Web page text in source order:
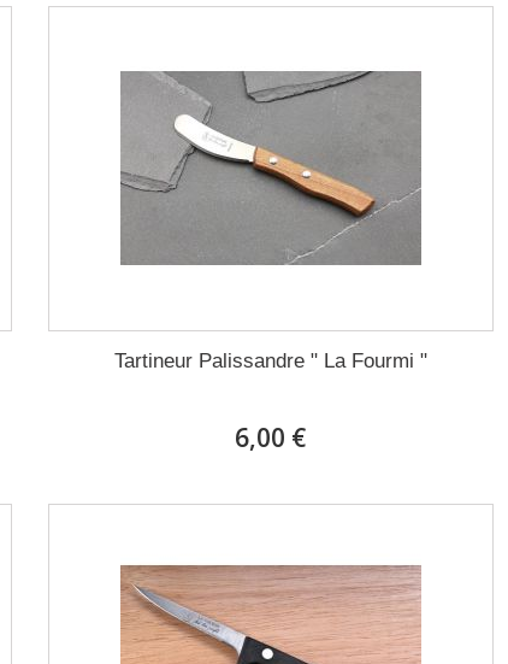
Tartineur Palissandre " La Fourmi "
6,00 €